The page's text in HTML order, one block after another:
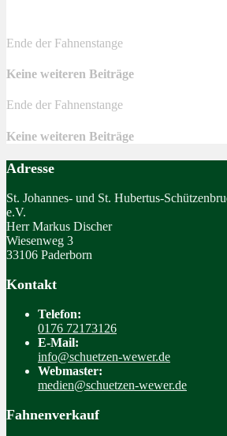
Ende der Fahnenstange
Keine weiteren Beiträge
Ende der Fahnenstange
Keine weiteren Beiträge
Adresse
St. Johannes- und St. Hubertus-
e.V.
Herr Markus Discher
Wiesenweg 3
33106 Paderborn
Kontakt
Telefon:
0176 72173126
E-Mail:
info@schuetzen-wewer.de
Webmaster:
medien@schuetzen-wewer.de
Fahnenverkauf